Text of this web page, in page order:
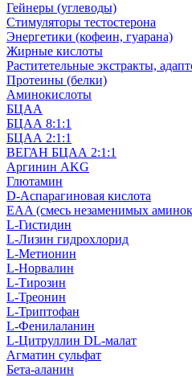
Гейнеры (углеводы)
Стимуляторы тестостерона
Энергетики (кофеин, гуарана)
Жирные кислоты
Раститетельные экстракты,
Протеины (белки)
Аминокислоты
БЦАА
БЦАА 8:1:1
БЦАА 2:1:1
ВЕГАН БЦАА 2:1:1
Аргинин AKG
Глютамин
D-Аспарагиновая кислота
EAA (смесь незаменимых
L-Гистидин
L-Лизин гидрохлорид
L-Метионин
L-Норвалин
L-Тирозин
L-Треонин
L-Триптофан
L-Фенилаланин
L-Цитруллин DL-малат
Агматин cульфат
Бета-аланин